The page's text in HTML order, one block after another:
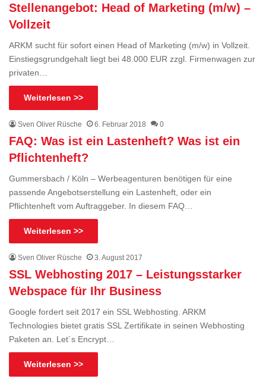
Stellenangebot: Head of Marketing (m/w) –
Vollzeit
ARKM sucht für sofort einen Head of Marketing (m/w) in Vollzeit.
Einstiegsgrundgehalt liegt bei 48.000 EUR zzgl. Firmenwagen zur
privaten…
Weiterlesen >>
Sven Oliver Rüsche 6. Februar 2018 0
FAQ: Was ist ein Lastenheft? Was ist ein
Pflichtenheft?
Gummersbach / Köln – Werbeagenturen benötigen für eine
passende Angebotserstellung ein Lastenheft, oder ein
Pflichtenheft vom Auftraggeber. In diesem FAQ…
Weiterlesen >>
Sven Oliver Rüsche 3. August 2017
SSL Webhosting 2017 – Leistungsstarker
Webspace für Ihr Business
Google fordert seit 2017 ein SSL Webhosting. ARKM
Technologies bietet gratis SSL Zertifikate in seinen Webhosting
Paketen an. Let´s Encrypt…
Weiterlesen >>